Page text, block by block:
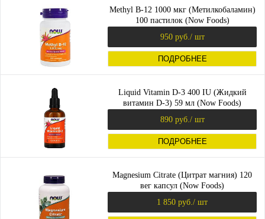
Methyl B-12 1000 мкг (Метилкобаламин)
100 пастилок (Now Foods)
950 руб. / шт
ПОДРОБНЕЕ
Liquid Vitamin D-3 400 IU (Жидкий
витамин D-3) 59 мл (Now Foods)
890 руб. / шт
ПОДРОБНЕЕ
Magnesium Citrate (Цитрат магния) 120
вег капсул (Now Foods)
1 850 руб. / шт